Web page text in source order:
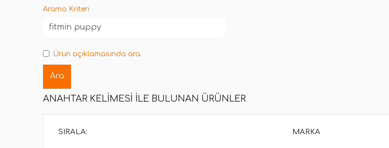
Arama Kriteri
Ürün açıklamasında ara.
ANAHTAR KELIMESI ILE BULUNAN ÜRÜNLER
SIRALA: MARKA